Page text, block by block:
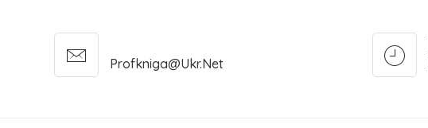
Profkniga@ukr.net